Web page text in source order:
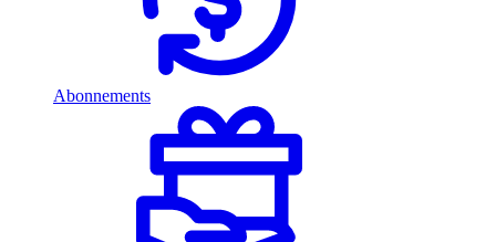
Abonnements